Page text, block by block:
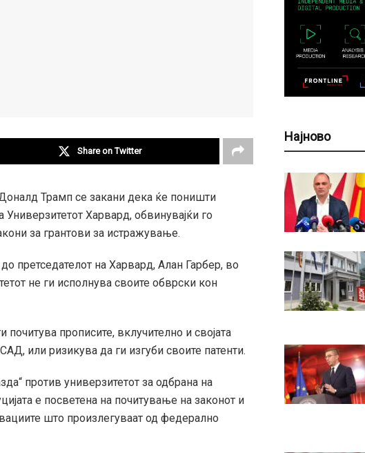
Share on Twitter
Трамп се закани дека ќе поништи
Харвард, обвинувајќи го
за грантови за истражување.
претседателот на Харвард, Алан Гарбер, во
не ги исполнува своите обврски кон
прописите, вклучително и својата
или ризикува да ги изгуби своите патенти.
против универзитетот за одбрана на
е посветена на почитување на законот и
што произлегуваат од федерално
Најново